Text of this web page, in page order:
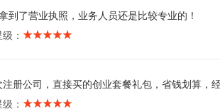
到了营业执照，业务人员还是比较专业的！
：
册公司，直接买的创业套餐礼包，省钱划算，
：